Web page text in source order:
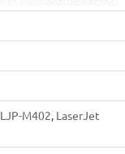
M402, LaserJet